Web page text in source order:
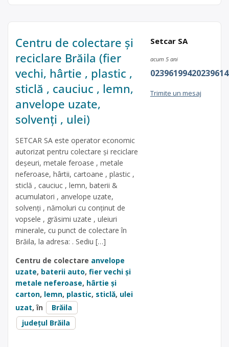
Centru de colectare și
reciclare Brăila (fier
vechi, hârtie , plastic ,
sticlă , cauciuc , lemn,
anvelope uzate,
solvenți , ulei)
SETCAR SA este operator economic
autorizat pentru colectare și reciclare
deșeuri, metale feroase , metale
neferoase, hârtii, cartoane , plastic ,
sticlă , cauciuc , lemn, baterii &
acumulatori , anvelope uzate,
solvenți , nămoluri cu conținut de
vopsele , grăsimi uzate , uleiuri
minerale, cu punct de colectare în
Brăila, la adresa: . Sediu […]
Centru de colectare anvelope
uzate, baterii auto, fier vechi și
metale neferoase, hârtie și
carton, lemn, plastic, sticlă, ulei
uzat, în
Brăila
județul Brăila
Setcar SA
acum 5 ani
Trimite un mesaj